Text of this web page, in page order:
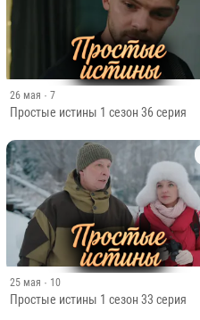
26 мая · 7
Простые истины 1 сезон 36 серия
25 мая · 10
Простые истины 1 сезон 33 серия